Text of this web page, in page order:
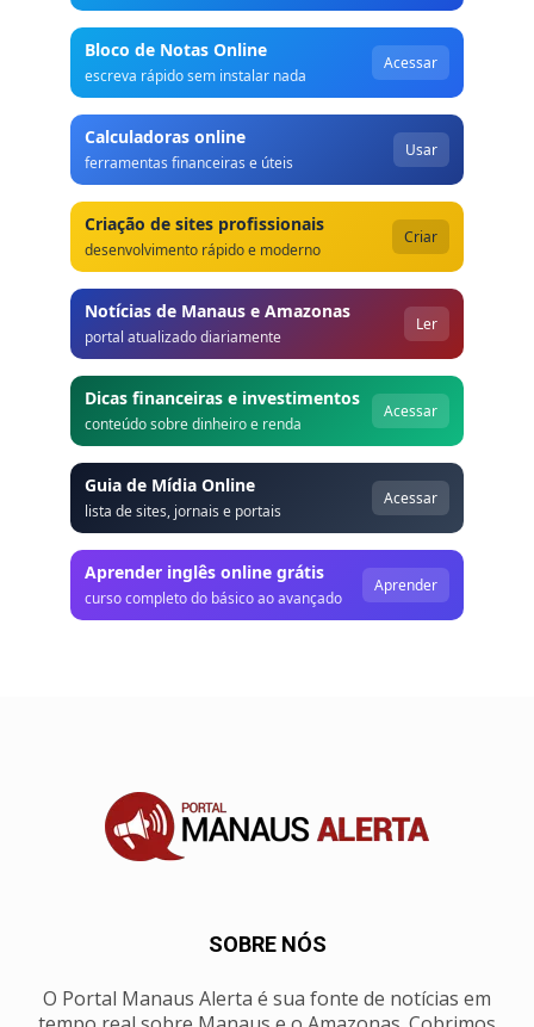
Bloco de Notas Online
escreva rápido sem instalar nada
Acessar
Calculadoras online
ferramentas financeiras e úteis
Usar
Criação de sites profissionais
desenvolvimento rápido e moderno
Criar
Notícias de Manaus e Amazonas
portal atualizado diariamente
Ler
Dicas financeiras e investimentos
conteúdo sobre dinheiro e renda
Acessar
Guia de Mídia Online
lista de sites, jornais e portais
Acessar
Aprender inglês online grátis
curso completo do básico ao avançado
Aprender
SOBRE NÓS
O Portal Manaus Alerta é sua fonte de notícias em